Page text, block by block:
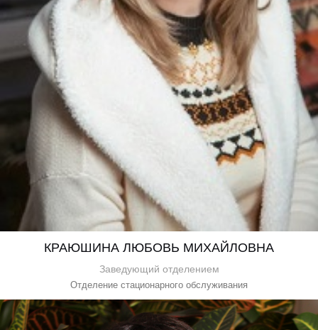
КРАЮШИНА ЛЮБОВЬ МИХАЙЛОВНА
Заведующий отделением
Отделение стационарного обслуживания